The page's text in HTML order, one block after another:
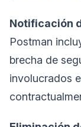
Notificación
Postman
brecha de
involucrados